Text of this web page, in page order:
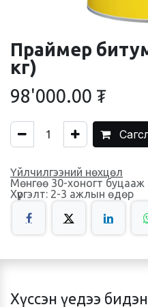
Праймер
кг)
98'000.00 ₮
Үйлчилгээний нөхцөл
Мөнгөө 30-хоногт буцааж
Хүргэлт: 2-3 ажлын өдөр
Хүссэн үедээ